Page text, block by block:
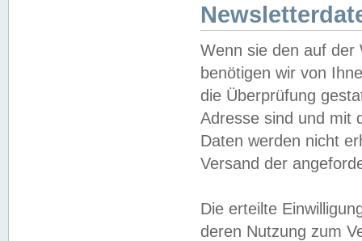
Wenn sie den auf der
benötigen wir von
die Überprüfung
Adresse sind und mit
Daten werden nicht
Versand der
Die erteilte
deren Nutzung zum